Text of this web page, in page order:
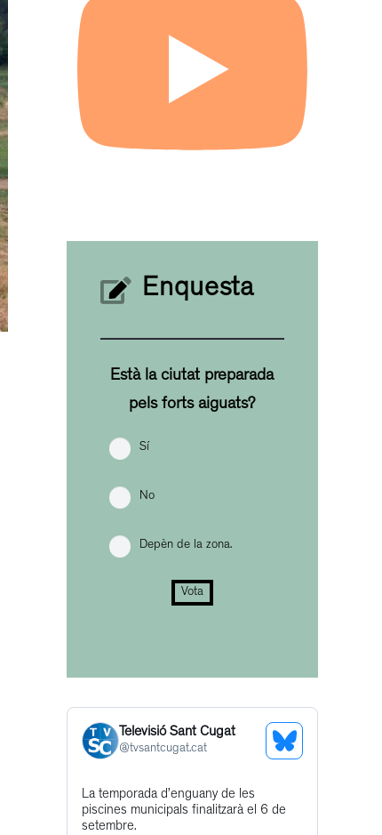
Enquesta
Està la ciutat preparada
pels forts aiguats?
Sí
No
Depèn de la zona.
Vota
Televisió Sant Cugat
@tvsantcugat.cat
See
Get
to
La temporada d’enguany de les
piscines municipals finalitzarà el 6 de
setembre.